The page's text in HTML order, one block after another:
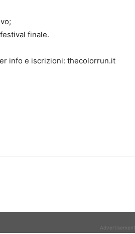
finale.
info e iscrizioni: thecolorrun.it
Advertisement